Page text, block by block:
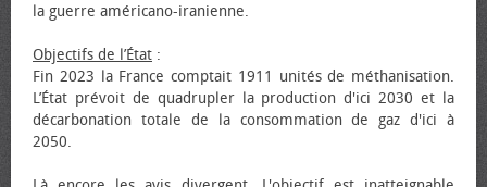
la guerre américano-iranienne.
Objectifs de l’État :
Fin 2023 la France comptait 1911 unités de méthanisation.
L’État prévoit de quadrupler la production d'ici 2030 et la
décarbonation totale de la consommation de gaz d'ici à
2050.